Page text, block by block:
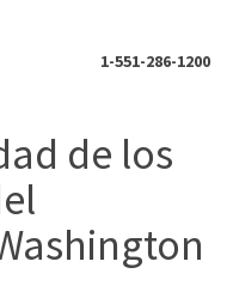
1-551-286-1200
de los